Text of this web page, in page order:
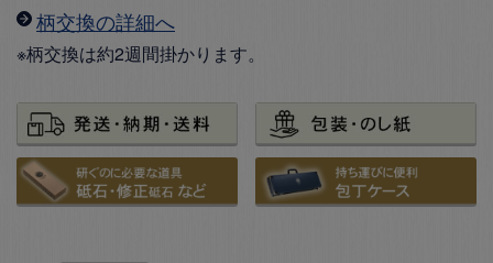
柄交換の詳細へ
※柄交換は約2週間掛かります。